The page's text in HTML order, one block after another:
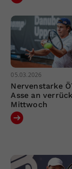
05.03.2026
Nervenstarke
Asse an
Mittwoch